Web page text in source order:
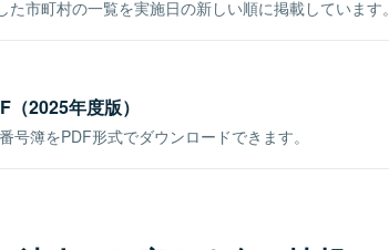
た市町村の一覧を実施日の新しい順に掲載しています。
2025年度版）
号簿をPDF形式でダウンロードできます。